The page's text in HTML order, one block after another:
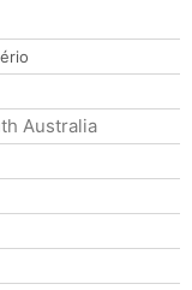
Australia